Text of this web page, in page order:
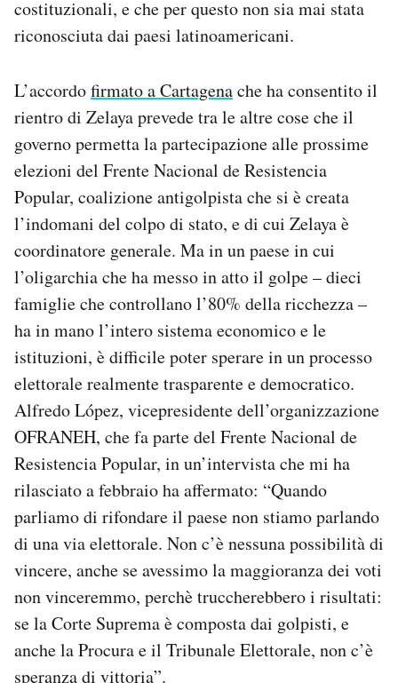
costituzionali, e che per questo non sia mai stata
riconosciuta dai paesi latinoamericani.
L’accordofirmato a Cartagenache ha consentito il
rientro di Zelaya prevede tra le altre cose che il
governo permetta la partecipazione alle prossime
elezioni del Frente Nacional de Resistencia
Popular, coalizione antigolpista che si è creata
l’indomani del colpo di stato, e di cui Zelaya è
coordinatore generale. Ma in un paese in cui
l’oligarchia che ha messo in atto il golpe – dieci
famiglie che controllano l’80% della ricchezza –
ha in mano l’intero sistema economico e le
istituzioni, è difficile poter sperare in un processo
elettorale realmente trasparente e democratico.
Alfredo López, vicepresidente dell’organizzazione
OFRANEH, che fa parte del Frente Nacional de
Resistencia Popular, in un’intervista che mi ha
rilasciato a febbraio ha affermato: “Quando
parliamo di rifondare il paese non stiamo parlando
di una via elettorale. Non c’è nessuna possibilità di
vincere, anche se avessimo la maggioranza dei voti
non vinceremmo, perchè truccherebbero i risultati:
se la Corte Suprema è composta dai golpisti, e
anche la Procura e il Tribunale Elettorale, non c’è
speranza di vittoria”.